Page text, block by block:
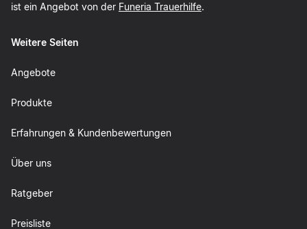
ist ein Angebot von der Funeria Trauerhilfe.
Weitere Seiten
Angebote
Produkte
Erfahrungen & Kundenbewertungen
Über uns
Ratgeber
Preisliste